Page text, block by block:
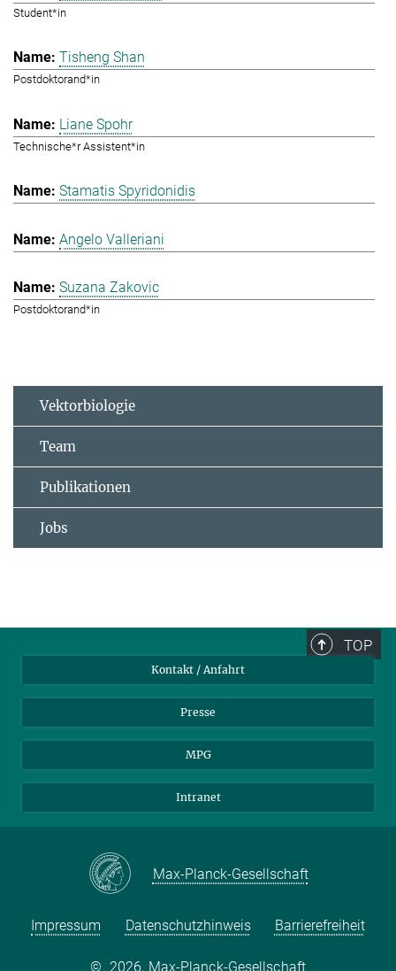
Student*in
Tisheng Shan
Postdoktorand*in
Liane Spohr
Technische*r Assistent*in
Stamatis Spyridonidis
Angelo Valleriani
Suzana Zakovic
Postdoktorand*in
Vektorbiologie
Team
Publikationen
Jobs
TOP
Kontakt / Anfahrt
Presse
MPG
Intranet
Max-Planck-Gesellschaft
Impressum Datenschutzhinweis Barrierefreiheit
© 2026, Max-Planck-Gesellschaft